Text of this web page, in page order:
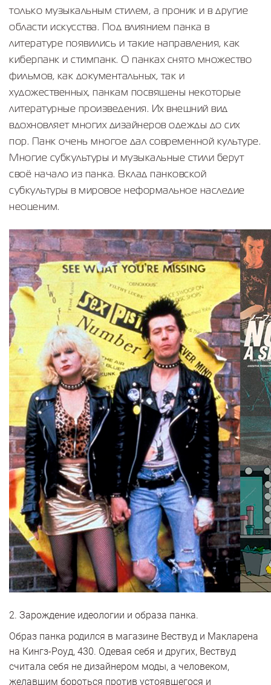
только музыкальным стилем, а проник и в другие
области искусства. Под влиянием панка в
литературе появились и такие направления, как
киберпанк и стимпанк. О панках снято множество
фильмов, как документальных, так и
художественных, панкам посвящены некоторые
литературные произведения. Их внешний вид
вдохновляет многих дизайнеров одежды до сих
пор. Панк очень многое дал современной культуре.
Многие субкультуры и музыкальные стили берут
своё начало из панка. Вклад панковской
субкультуры в мировое неформальное наследие
неоценим.
2. Зарождение идеологии и образа панка.
Образ панка родился в магазине Вествуд и Макларена
на Кингз-Роуд, 430. Одевая себя и других, Вествуд
считала себя не дизайнером моды, а человеком,
желавшим бороться против устоявшегося и